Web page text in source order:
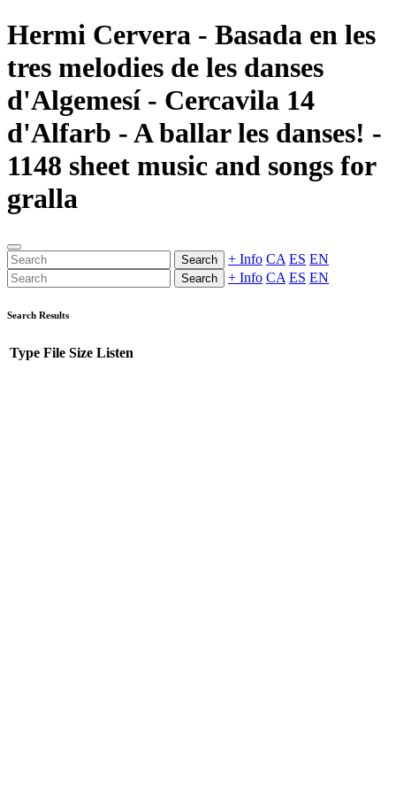
Hermi Cervera - Basada en les
tres melodies de les danses
d'Algemesí - Cercavila 14
d'Alfarb - A ballar les danses! -
1148 sheet music and songs for
gralla
Search + Info CA ES EN
Search + Info CA ES EN
Search Results
Type File Size Listen